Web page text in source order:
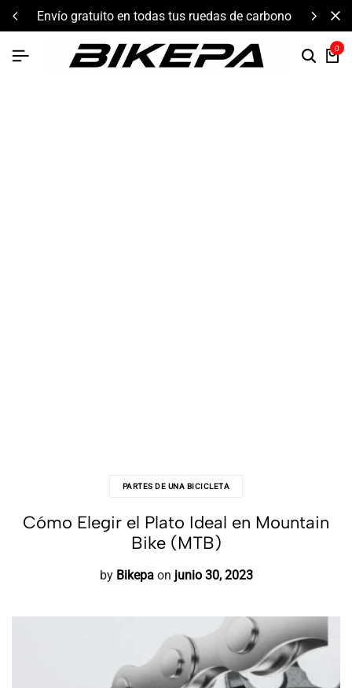
envío gratuito en todas tus ruedas de carbono
0
PARTES DE UNA BICICLETA
Cómo Elegir el Plato Ideal en Mountain
Bike (MTB)
by Bikepa on junio 30, 2023